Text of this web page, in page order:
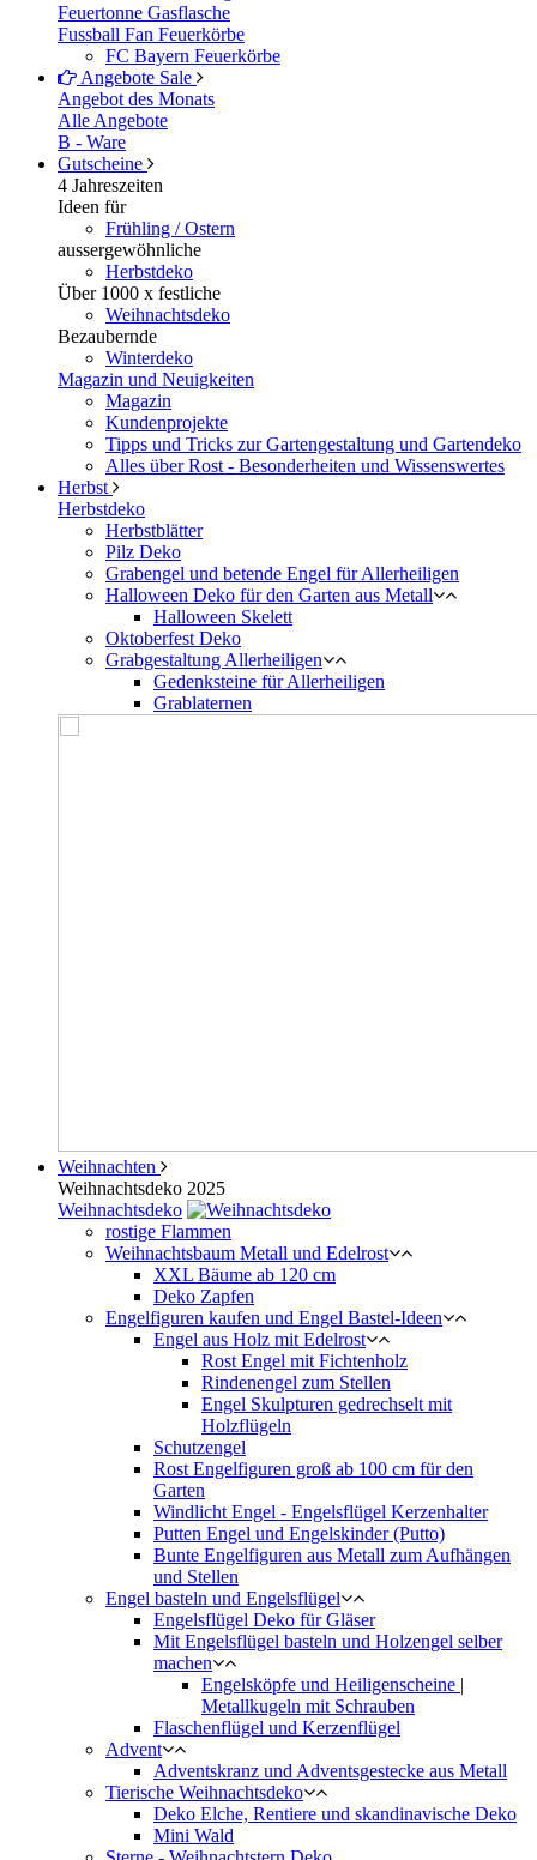
Feuertonne Gasflasche
Fussball Fan Feuerkörbe
FC Bayern Feuerkörbe
Angebote Sale
Angebot des Monats
Alle Angebote
B - Ware
Gutscheine
4 Jahreszeiten
Ideen für
Frühling / Ostern
aussergewöhnliche
Herbstdeko
Über 1000 x festliche
Weihnachtsdeko
Bezaubernde
Winterdeko
Magazin und Neuigkeiten
Magazin
Kundenprojekte
Tipps und Tricks zur Gartengestaltung und Gartendeko
Alles über Rost - Besonderheiten und Wissenswertes
Herbst
Herbstdeko
Herbstblätter
Pilz Deko
Grabengel und betende Engel für Allerheiligen
Halloween Deko für den Garten aus Metall
Halloween Skelett
Oktoberfest Deko
Grabgestaltung Allerheiligen
Gedenksteine für Allerheiligen
Grablaternen
Weihnachten
Weihnachtsdeko 2025
Weihnachtsdeko
rostige Flammen
Weihnachtsbaum Metall und Edelrost
XXL Bäume ab 120 cm
Deko Zapfen
Engelfiguren kaufen und Engel Bastel-Ideen
Engel aus Holz mit Edelrost
Rost Engel mit Fichtenholz
Rindenengel zum Stellen
Engel Skulpturen gedrechselt mit
Holzflügeln
Schutzengel
Rost Engelfiguren groß ab 100 cm für den
Garten
Windlicht Engel - Engelsflügel Kerzenhalter
Putten Engel und Engelskinder (Putto)
Bunte Engelfiguren aus Metall zum Aufhängen
und Stellen
Engel basteln und Engelsflügel
Engelsflügel Deko für Gläser
Mit Engelsflügel basteln und Holzengel selber
machen
Engelsköpfe und Heiligenscheine |
Metallkugeln mit Schrauben
Flaschenflügel und Kerzenflügel
Advent
Adventskranz und Adventsgestecke aus Metall
Tierische Weihnachtsdeko
Deko Elche, Rentiere und skandinavische Deko
Mini Wald